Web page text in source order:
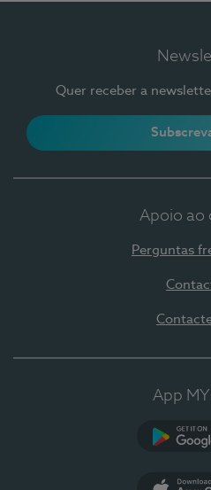
Quer receber a
Apoio ao
Perguntas
App